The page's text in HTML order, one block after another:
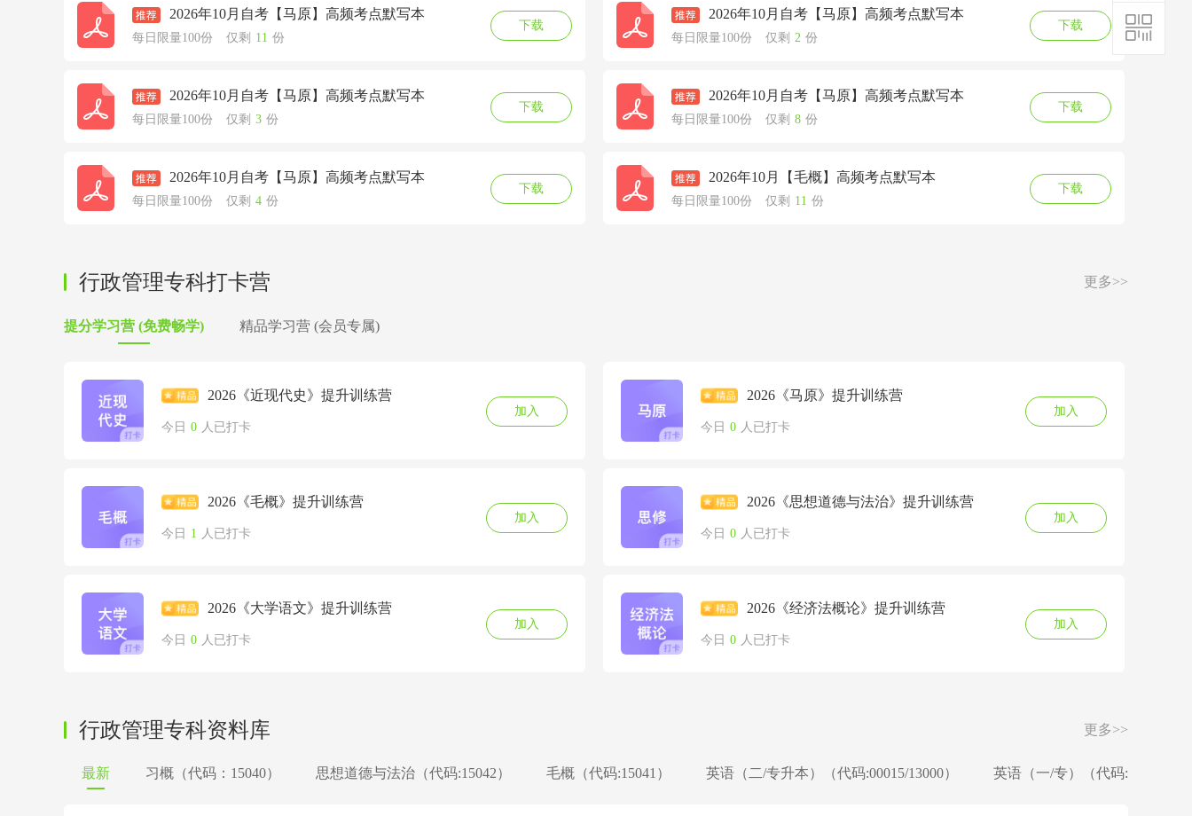
2026年10月自考【马原】高频考点默写本
每日限量100份 仅剩 11 份
下载
2026年10月自考【马原】高频考点默写本
每日限量100份 仅剩 2 份
下载
2026年10月自考【马原】高频考点默写本
每日限量100份 仅剩 3 份
下载
2026年10月自考【马原】高频考点默写本
每日限量100份 仅剩 8 份
下载
2026年10月自考【马原】高频考点默写本
每日限量100份 仅剩 4 份
下载
2026年10月【毛概】高频考点默写本
每日限量100份 仅剩 11 份
下载
行政管理专科打卡营 更多>>
提分学习营 (免费畅学) 精品学习营 (会员专属)
2026《近现代史》提升训练营
今日 0 人已打卡
加入
2026《马原》提升训练营
今日 0 人已打卡
加入
2026《毛概》提升训练营
今日 1 人已打卡
加入
2026《思想道德与法治》提升训练营
今日 0 人已打卡
加入
2026《大学语文》提升训练营
今日 0 人已打卡
加入
2026《经济法概论》提升训练营
今日 0 人已打卡
加入
行政管理专科资料库 更多>>
最新 习概（代码：15040） 思想道德与法治（代码:15042） 毛概（代码:15041） 英语（二/专升本）（代码:00015/13000） 英语（一/专）（代码:00012/